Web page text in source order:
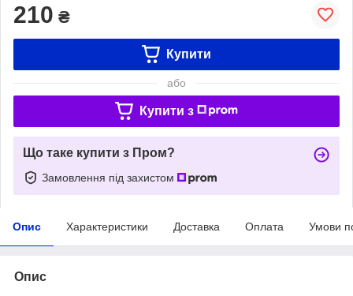
210 ₴
Купити
або
Купити з
Що таке купити з Пром?
Замовлення під захистом
Опис Характеристики Доставка Оплата Умови
Опис